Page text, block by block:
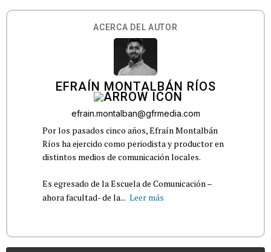
ACERCA DEL AUTOR
EFRAÍN MONTALBÁN RÍOS
efrain.montalban@gfrmedia.com
Por los pasados cinco años, Efraín Montalbán
Ríos ha ejercido como periodista y productor en
distintos medios de comunicación locales.
Es egresado de la Escuela de Comunicación –
ahora facultad- de la... Leer más